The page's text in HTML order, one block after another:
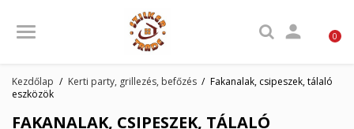
 0
Kezdőlap Kerti party, grillezés, befőzés
Fakanalak, csipeszek, tálaló
eszközök
FAKANALAK, CSIPESZEK, TÁLALÓ